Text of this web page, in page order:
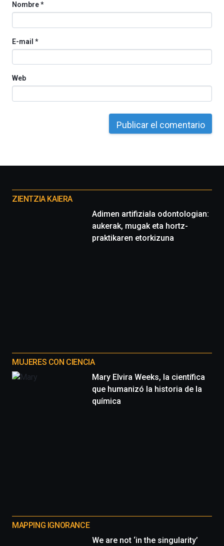
Nombre*
E-mail *
Web
proyectos
ZIENTZIA KAIERA
Adimen artifiziala odontologian:
aukerak, mugak eta hortz-
praktikaren etorkizuna
MUJERES CON CIENCIA
Mary Elvira Weeks, la científica
que humanizó la historia de la
química
MAPPING IGNORANCE
We are not ‘in the singularity’